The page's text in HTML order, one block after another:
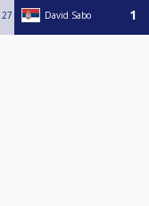
27 David Sabo